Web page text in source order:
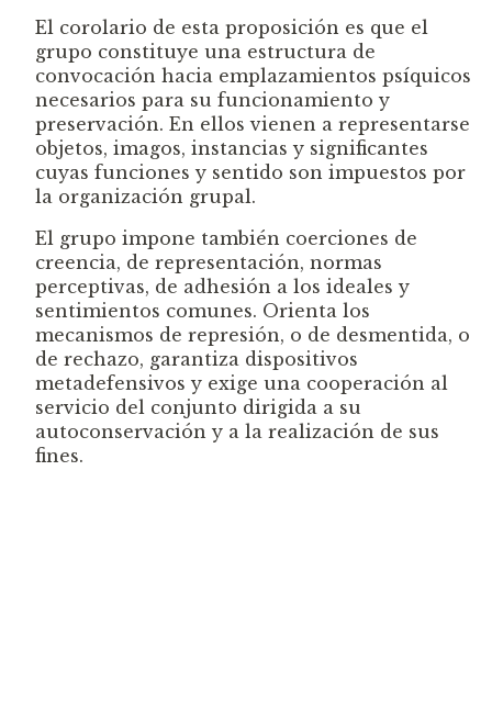
El corolario de esta proposición es que el
grupo constituye una estructura de
convocación hacia emplazamientos psíquicos
necesarios para su funcionamiento y
preservación. En ellos vienen a representarse
objetos, imagos, instancias y significantes
cuyas funciones y sentido son impuestos por
la organización grupal.
El grupo impone también coerciones de
creencia, de representación, normas
perceptivas, de adhesión a los ideales y
sentimientos comunes. Orienta los
mecanismos de represión, o de desmentida, o
de rechazo, garantiza dispositivos
metadefensivos y exige una cooperación al
servicio del conjunto dirigida a su
autoconservación y a la realización de sus
fines.